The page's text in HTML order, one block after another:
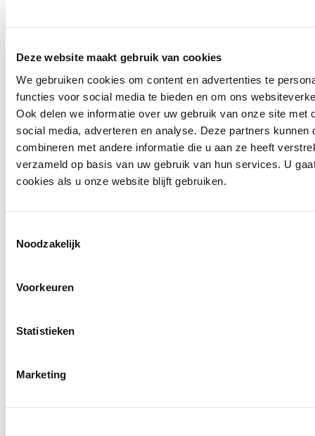
Deze website maakt gebruik van cookies
We gebruiken cookies om content en advertenties te
functies voor social media te bieden en om ons
Ook delen we informatie over uw gebruik van onze site met
social media, adverteren en analyse. Deze partners kunnen
combineren met andere informatie die u aan ze heeft
verzameld op basis van uw gebruik van hun services. U
cookies als u onze website blijft gebruiken.
Noodzakelijk
Voorkeuren
Statistieken
Marketing